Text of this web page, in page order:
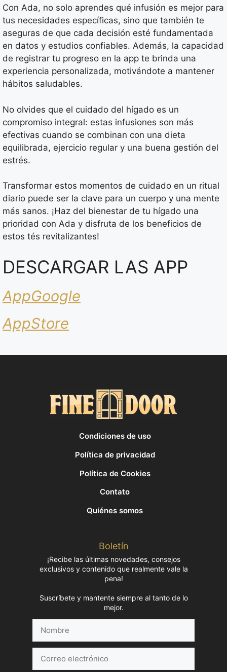
Con Ada, no solo aprendes qué infusión es mejor para
tus necesidades específicas, sino que también te
aseguras de que cada decisión esté fundamentada
en datos y estudios confiables. Además, la capacidad
de registrar tu progreso en la app te brinda una
experiencia personalizada, motivándote a mantener
hábitos saludables.
No olvides que el cuidado del hígado es un
compromiso integral: estas infusiones son más
efectivas cuando se combinan con una dieta
equilibrada, ejercicio regular y una buena gestión del
estrés.
Transformar estos momentos de cuidado en un ritual
diario puede ser la clave para un cuerpo y una mente
más sanos. ¡Haz del bienestar de tu hígado una
prioridad con Ada y disfruta de los beneficios de
estos tés revitalizantes!
DESCARGAR LAS APP
AppGoogle
AppStore
Condiciones de uso
Política de privacidad
Política de Cookies
Contato
Quiénes somos
Boletín
¡Recibe las últimas novedades, consejos
exclusivos y contenido que realmente vale la
pena!
Suscríbete y mantente siempre al tanto de lo
mejor.
electrónico